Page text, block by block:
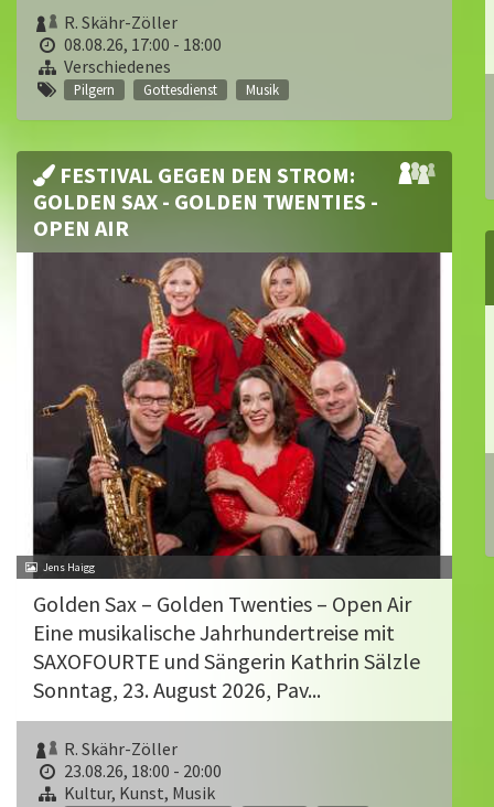
R. Skähr-Zöller
08.08.26, 17:00 - 18:00
Verschiedenes
Pilgern Gottesdienst Musik
FESTIVAL GEGEN DEN STROM:
GOLDEN SAX - GOLDEN TWENTIES -
OPEN AIR
Jens Haigg
Golden Sax – Golden Twenties – Open Air
Eine musikalische Jahrhundertreise mit
SAXOFOURTE und Sängerin Kathrin Sälzle
Sonntag, 23. August 2026, Pav...
R. Skähr-Zöller
23.08.26, 18:00 - 20:00
Kultur, Kunst, Musik